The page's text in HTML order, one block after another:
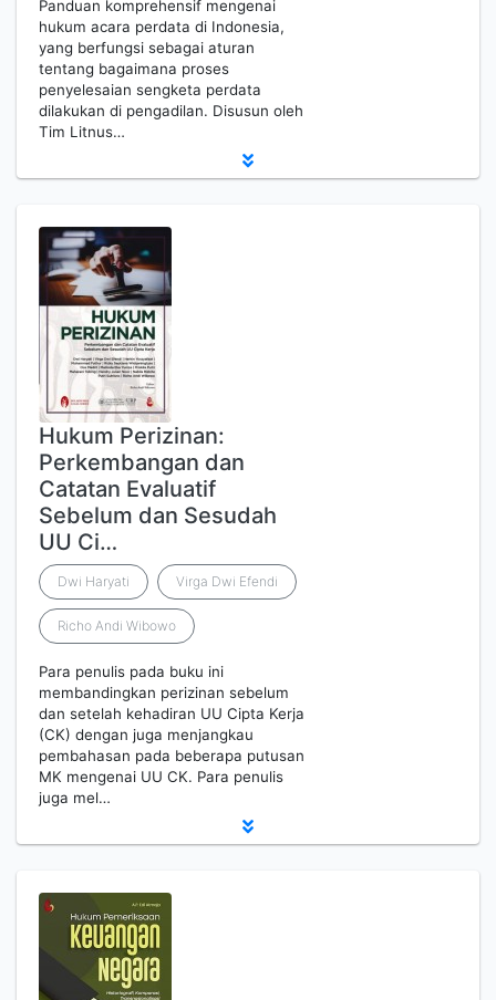
Panduan komprehensif mengenai
hukum acara perdata di Indonesia,
yang berfungsi sebagai aturan
tentang bagaimana proses
penyelesaian sengketa perdata
dilakukan di pengadilan. Disusun oleh
Tim Litnus…
Hukum Perizinan:
Perkembangan dan
Catatan Evaluatif
Sebelum dan Sesudah
UU Ci…
Dwi Haryati Virga Dwi Efendi
Richo Andi Wibowo
Para penulis pada buku ini
membandingkan perizinan sebelum
dan setelah kehadiran UU Cipta Kerja
(CK) dengan juga menjangkau
pembahasan pada beberapa putusan
MK mengenai UU CK. Para penulis
juga mel…